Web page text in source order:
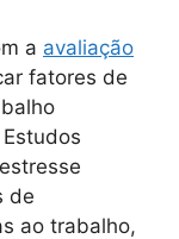
a avaliação
fatores de
de
ao trabalho,